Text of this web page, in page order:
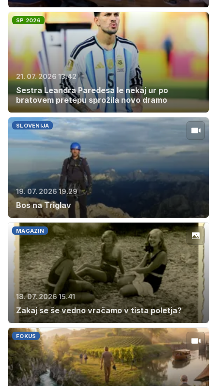
SP 2026
21. 07. 2026 13.42
Sestra Leandra Paredesa le nekaj ur po
bratovem pretepu sprožila novo dramo
SLOVENIJA
19. 07. 2026 19.29
Bos na Triglav
MAGAZIN
18. 07. 2026 15.41
Zakaj se še vedno vračamo v tista poletja?
FOKUS